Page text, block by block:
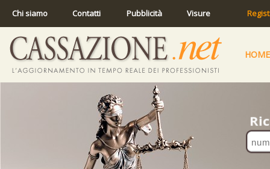
Chi siamo Contatti Pubblicità Visure
HOME